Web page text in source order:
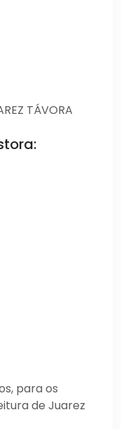
TÁVORA
para os
de Juarez